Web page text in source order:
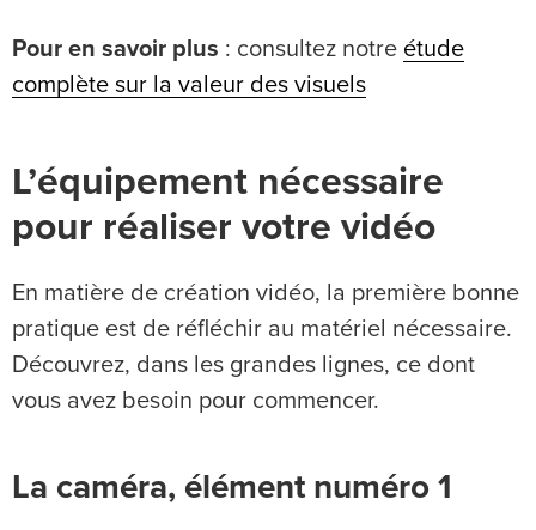
Pour en savoir plus : consultez notre étude
complète sur la valeur des visuels
L’équipement nécessaire
pour réaliser votre vidéo
En matière de création vidéo, la première bonne
pratique est de réfléchir au matériel nécessaire.
Découvrez, dans les grandes lignes, ce dont
vous avez besoin pour commencer.
La caméra, élément numéro 1